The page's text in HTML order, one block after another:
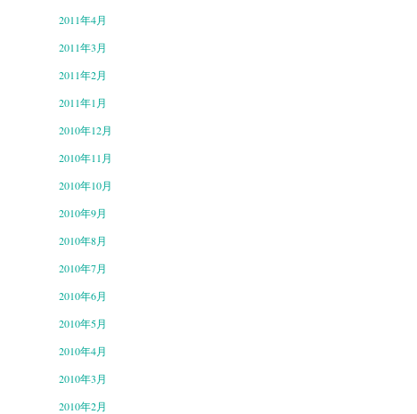
2011年4月
2011年3月
2011年2月
2011年1月
2010年12月
2010年11月
2010年10月
2010年9月
2010年8月
2010年7月
2010年6月
2010年5月
2010年4月
2010年3月
2010年2月